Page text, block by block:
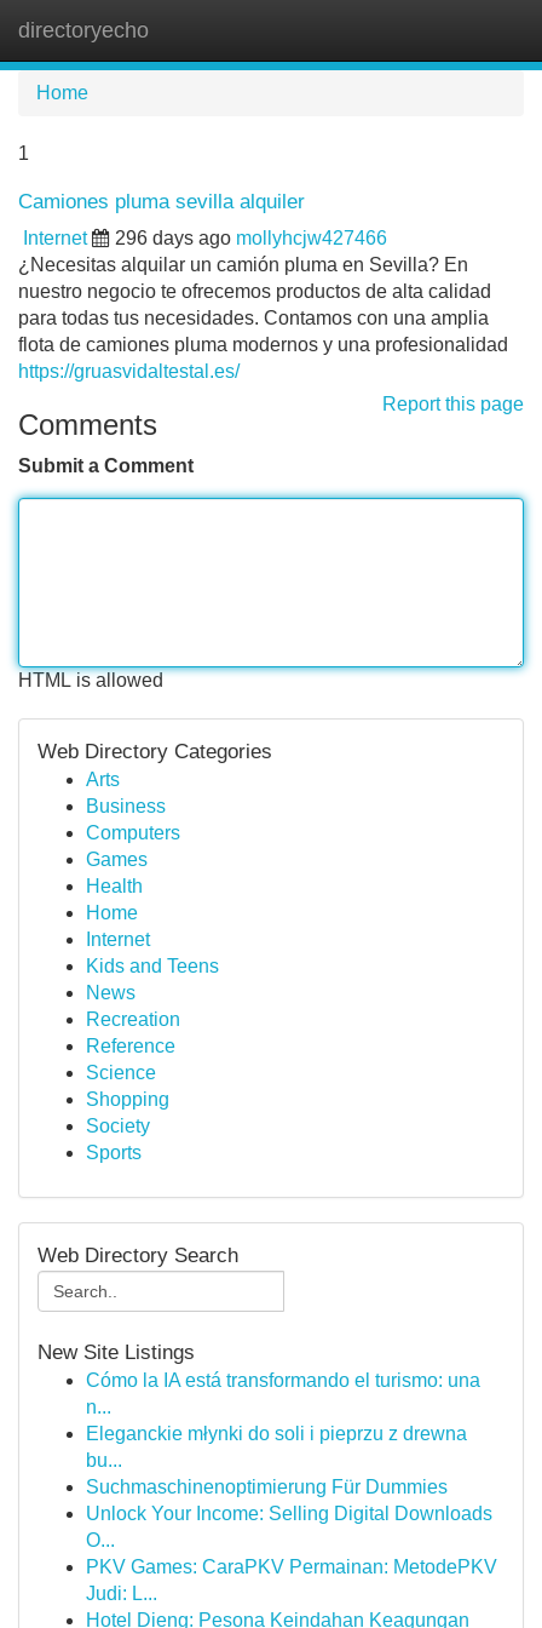
directoryecho
Home
1
Camiones pluma sevilla alquiler
Internet 296 days ago mollyhcjw427466
¿Necesitas alquilar un camión pluma en Sevilla? En
nuestro negocio te ofrecemos productos de alta calidad
para todas tus necesidades. Contamos con una amplia
flota de camiones pluma modernos y una profesionalidad
https://gruasvidaltestal.es/
Report this page
Comments
Submit a Comment
HTML is allowed
Web Directory Categories
Arts
Business
Computers
Games
Health
Home
Internet
Kids and Teens
News
Recreation
Reference
Science
Shopping
Society
Sports
Web Directory Search
New Site Listings
Cómo la IA está transformando el turismo: una
n...
Eleganckie młynki do soli i pieprzu z drewna
bu...
Suchmaschinenoptimierung Für Dummies
Unlock Your Income: Selling Digital Downloads
O...
PKV Games: CaraPKV Permainan: MetodePKV
Judi: L...
Hotel Dieng: Pesona Keindahan Keagungan